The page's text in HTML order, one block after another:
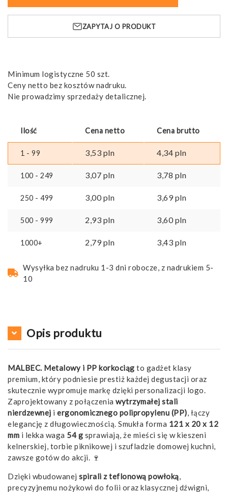
z
otwieraczem
ZAPYTAJ O PRODUKT
Minimum logistyczne 50 szt.
Ceny netto bez kosztów nadruku.
Nie prowadzimy sprzedaży detalicznej.
Ilość Cena netto Cena brutto
1 - 99 3,53 pln 4,34 pln
100 - 249 3,07 pln 3,78 pln
250 - 499 3,00pln 3,69pln
500 - 999 2,93 pln 3,60pln
1000+ 2,79pln 3,43 pln
Wysyłka bez nadruku 1-3 dni robocze, z nadrukiem 5-
10
Opis produktu
MALBEC. Metalowy i PP korkociąg to gadżet klasy
premium, który podniesie prestiż każdej degustacji oraz
skutecznie wypromuje markę dzięki personalizacji logo.
Zaprojektowany z połączenia wytrzymałej stali
nierdzewnej i ergonomicznego polipropylenu (PP), łączy
elegancję z długowiecznością. Smukła forma 121 x 20 x 12
mm i lekka waga 54 g sprawiają, że mieści się w kieszeni
kelnerskiej, torbie piknikowej i szufladzie domowej kuchni,
zawsze gotów do akcji. 🍷
Dzięki wbudowanej spirali z teflonową powłoką,
precyzyjnemu nożykowi do folii oraz klasycznej dźwigni,